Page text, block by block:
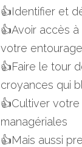
👍Identifier et
👍Avoir accès
votre
👍Faire le tour
croyances qui
👍Cultiver
managériales
👍Mais aussi